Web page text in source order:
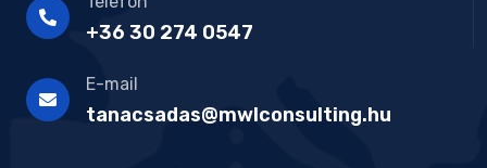
+36 30 274 0547
E-mail
tanacsadas@mwlconsulting.hu